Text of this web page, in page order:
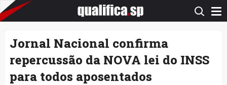
QualificaSP.com
Jornal Nacional confirma
repercussão da NOVA lei do INSS
para todos aposentados